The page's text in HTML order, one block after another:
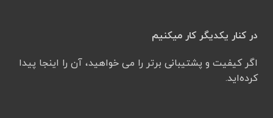
در کنار یکدیگر کار میکنیم
اگر کیفیت و پشتیبانی برتر را می خواهید، آن را اینجا پیدا
کرده‌اید.